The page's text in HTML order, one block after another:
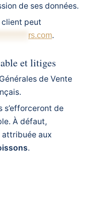
de ses données.
client peut
rs.com.
et litiges
de Vente
s’efforceront de
À défaut,
aux
.